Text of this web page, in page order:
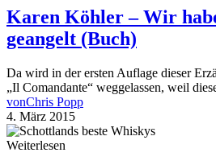
Karen Köhler – Wir
geangelt (Buch)
Da wird in der ersten Auflage dieser
„Il Comandante“ weggelassen, weil
vonChris Popp
4. März 2015
Weiterlesen